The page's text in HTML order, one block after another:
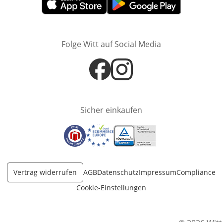
Öffnet in neuem FensterÖffnet in neuem Fenster
Folge Witt auf Social Media
Öffnet in neuem Fenster
Öffnet in neuem Fenster
Sicher einkaufen
Öffnet in neuem Fenster
Öffnet in neuem Fenster
Öffnet in neuem Fenster
Vertrag widerrufen AGBDatenschutzImpressumCompliance
Cookie-Einstellungen